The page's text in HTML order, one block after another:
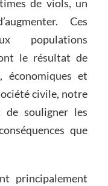
de viols, un
Ces
populations
le résultat de
économiques et
civile, notre
de souligner les
que
principalement